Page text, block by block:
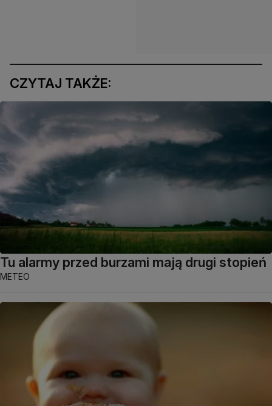
CZYTAJ TAKŻE:
Tu alarmy przed burzami mają drugi stopień
METEO